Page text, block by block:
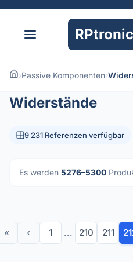
›Passive Komponenten›
Widerstände
9 231 Referenzen verfügbar
Es werden 5276–5300
« ‹ 1 ... 210 211